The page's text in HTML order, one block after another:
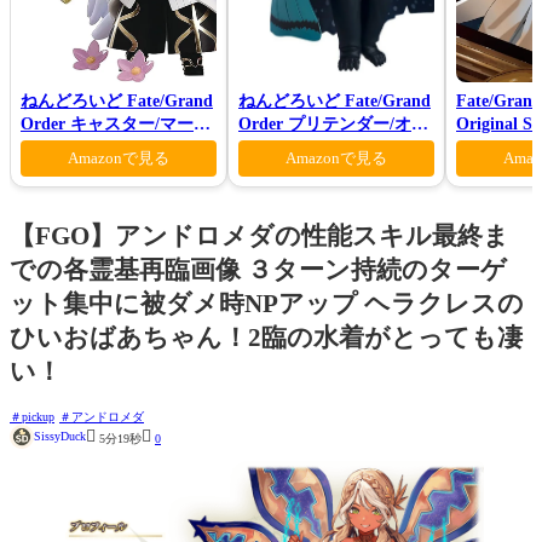
ねんどろいど Fate/Grand
Order キャスター/マーリ
ン 花の魔術師Ver.
Amazonで見る
ねんどろいど Fate/Grand
Order プリテンダー/オベ
ロン ヴォーティガーン
Amazonで見る
Fate/
Original
Ⅶ(初回仕
【FGO】アンドロメダの性能スキル最終ま
での各霊基再臨画像 ３ターン持続のターゲ
ット集中に被ダメ時NPアップ ヘラクレスの
ひいおばあちゃん！2臨の水着がとっても凄
い！
pickup
アンドロメダ
SissyDuck 5分19秒 0